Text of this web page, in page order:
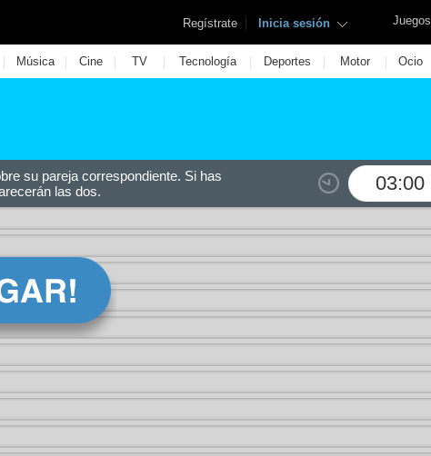
Juegos
Regístrate | Inicia sesión
| Música | Cine | TV | Tecnología | Deportes | Motor | Ocio
03:00
su pareja correspondiente. Si has
las dos.